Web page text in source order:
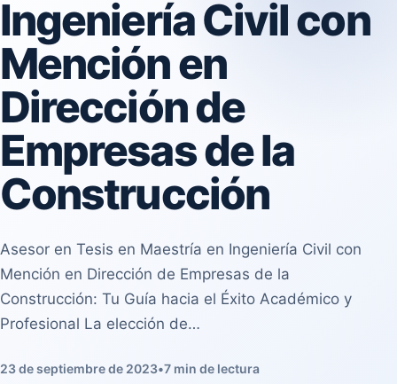
Ingeniería Civil con
Mención en
Dirección de
Empresas de la
Construcción
Asesor en Tesis en Maestría en Ingeniería Civil con
Mención en Dirección de Empresas de la
Construcción: Tu Guía hacia el Éxito Académico y
Profesional La elección de…
23 de septiembre de 2023•7 min de lectura